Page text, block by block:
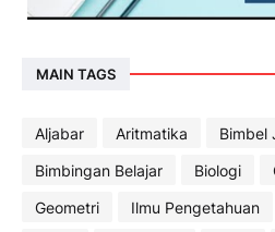
MAIN TAGS
Aljabar Aritmatika
Bimbel
Bimbingan Belajar
Biologi
Geometri
Ilmu Pengetahuan